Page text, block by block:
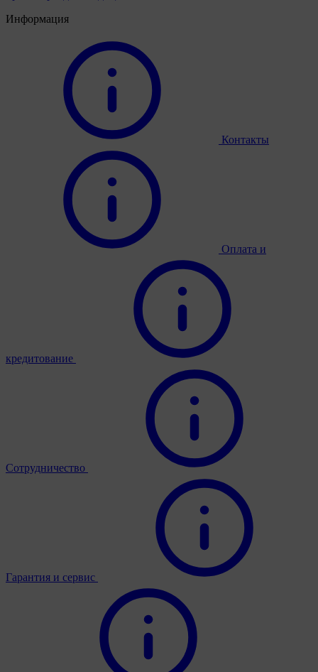
Информация
Контакты
Оплата и
кредитование
Сотрудничество
Гарантия и сервис